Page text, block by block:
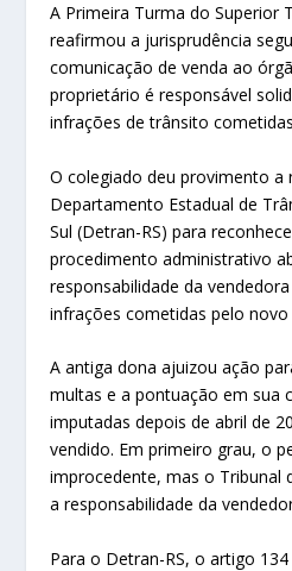
A Primeira Turma do Superior
reafirmou a jurisprudência
comunicação de venda ao
proprietário é responsável
infrações de trânsito
O colegiado deu provimento a
Departamento Estadual de
Sul (Detran-RS) para
procedimento administrativo
responsabilidade da
infrações cometidas pelo
A antiga dona ajuizou ação
multas e a pontuação em sua
imputadas depois de abril de
vendido. Em primeiro grau, o
improcedente, mas o Tribunal
a responsabilidade da
Para o Detran-RS, o artigo